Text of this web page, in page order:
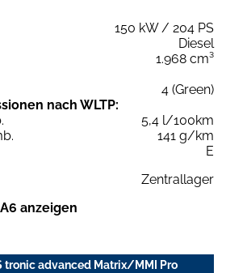
150 kW / 204 PS
Diesel
1.968 cm³
4 (Green)
nach WLTP:
5,4 l/100km
141 g/km
E
Zentrallager
anzeigen
tronic advanced Matrix/MMI Pro